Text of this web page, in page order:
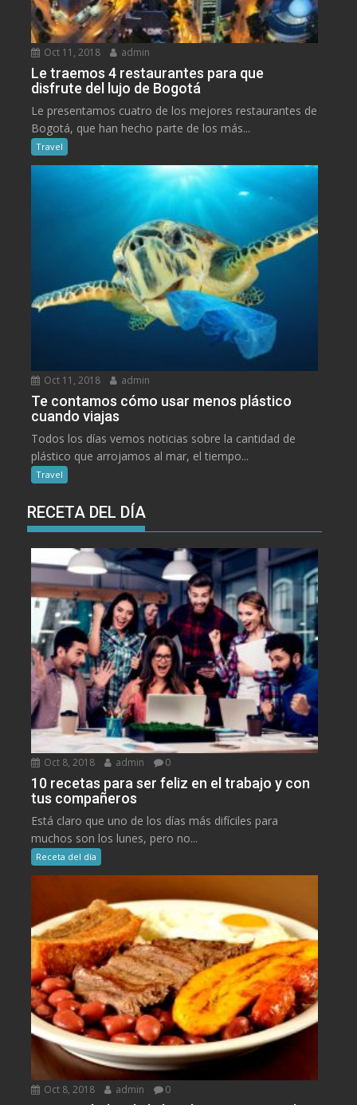
Oct 11, 2018 admin
Le traemos 4 restaurantes para que
disfrute del lujo de Bogotá
Le presentamos cuatro de los mejores restaurantes de
Bogotá, que han hecho parte de los más...
Travel
Oct 11, 2018 admin
Te contamos cómo usar menos plástico
cuando viajas
Todos los días vemos noticias sobre la cantidad de
plástico que arrojamos al mar, el tiempo...
Travel
RECETA DEL DÍA
Oct 8, 2018 admin 0
10 recetas para ser feliz en el trabajo y con
tus compañeros
Está claro que uno de los días más difíciles para
muchos son los lunes, pero no...
Receta del día
Oct 8, 2018 admin 0